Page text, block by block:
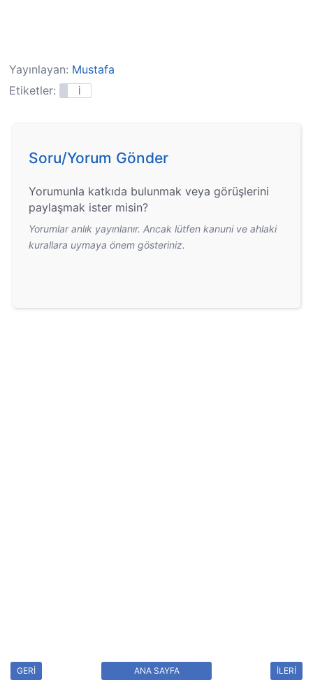
Yayınlayan: Mustafa
Etiketler:
İ
Soru/Yorum Gönder
Yorumunla katkıda bulunmak veya görüşlerini
paylaşmak ister misin?
Yorumlar anlık yayınlanır. Ancak lütfen kanuni ve ahlaki
kurallara uymaya önem gösteriniz.
GERİ İLERİ
ANA SAYFA